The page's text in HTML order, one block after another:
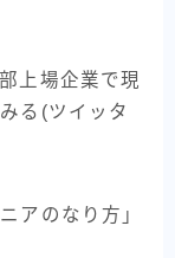
上場企業で現
る(ツイッタ
アのなり方」